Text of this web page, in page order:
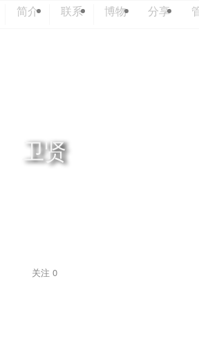
简介 联系 博物 分享
卫贤
关注 0